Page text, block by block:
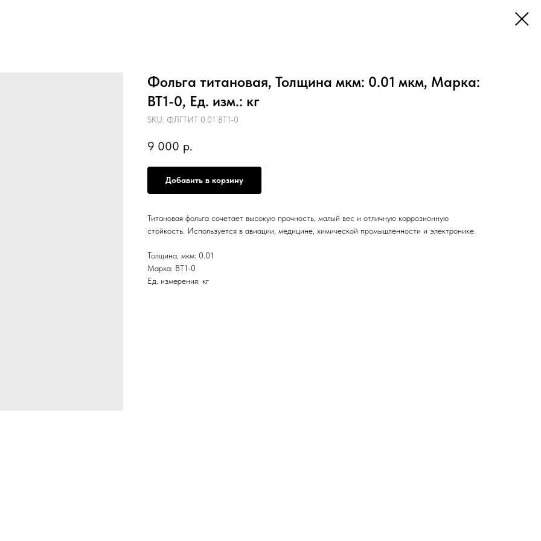
Фольга титановая, Толщина мкм: 0.01 мкм, Марка:
ВТ1-0, Ед. изм.: кг
SKU: ФЛГТИТ 0.01 ВТ1-0
9 000 р.
Добавить в корзину
Титановая фольга сочетает высокую прочность, малый вес и отличную коррозионную
стойкость. Используется в авиации, медицине, химической промышленности и электронике.
Толщина, мкм: 0.01
Марка: ВТ1-0
Ед. измерения: кг